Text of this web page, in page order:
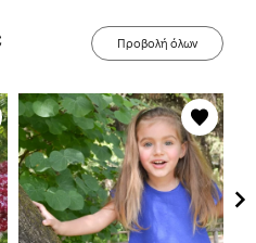
Προβολή όλων